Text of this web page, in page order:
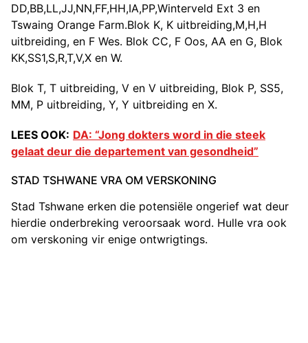
DD,BB,LL,JJ,NN,FF,HH,IA,PP,Winterveld Ext 3 en
Tswaing Orange Farm.Blok K, K uitbreiding,M,H,H
uitbreiding, en F Wes. Blok CC, F Oos, AA en G, Blok
KK,SS1,S,R,T,V,X en W.
Blok T, T uitbreiding, V en V uitbreiding, Blok P, SS5,
MM, P uitbreiding, Y, Y uitbreiding en X.
LEES OOK: DA: “Jong dokters word in die steek
gelaat deur die departement van gesondheid”
STAD TSHWANE VRA OM VERSKONING
Stad Tshwane erken die potensiële ongerief wat deur
hierdie onderbreking veroorsaak word. Hulle vra ook
om verskoning vir enige ontwrigtings.